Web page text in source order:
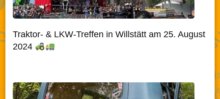
Traktor- & LKW-Treffen in Willstätt am 25. August
2024